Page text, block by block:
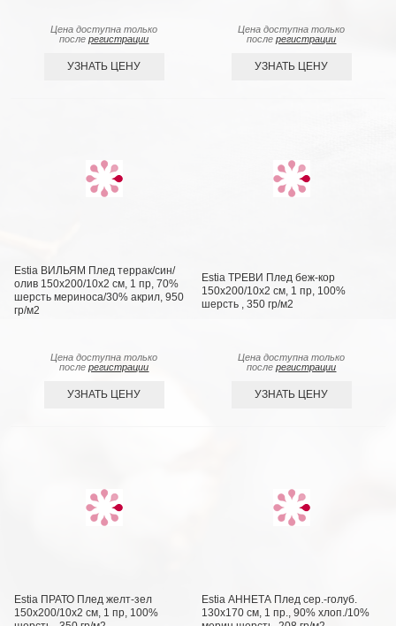
Цена доступна только
послерегистрации
УЗНАТЬ ЦЕНУ
Цена доступна только
послерегистрации
УЗНАТЬ ЦЕНУ
Estia ВИЛЬЯМ Плед террак/син/
олив 150х200/10х2 см, 1 пр, 70%
шерсть мериноса/30% акрил, 950
гр/м2
Цена доступна только
послерегистрации
УЗНАТЬ ЦЕНУ
Estia ТРЕВИ Плед беж-кор
150х200/10х2 см, 1 пр, 100%
шерсть , 350 гр/м2
Цена доступна только
послерегистрации
УЗНАТЬ ЦЕНУ
Estia ПРАТО Плед желт-зел
150х200/10х2 см, 1 пр, 100%
Estia АННЕТА Плед сер.-голуб.
130х170 см, 1 пр., 90% хлоп./10%